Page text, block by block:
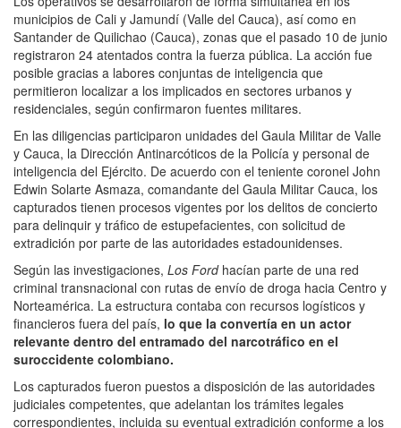
municipios de Cali y Jamundí (Valle del Cauca), así como en
Santander de Quilichao (Cauca), zonas que el pasado 10 de junio
registraron 24 atentados contra la fuerza pública. La acción fue
posible gracias a labores conjuntas de inteligencia que
permitieron localizar a los implicados en sectores urbanos y
residenciales, según confirmaron fuentes militares.
En las diligencias participaron unidades del Gaula Militar de Valle
y Cauca, la Dirección Antinarcóticos de la Policía y personal de
inteligencia del Ejército. De acuerdo con el teniente coronel John
Edwin Solarte Asmaza, comandante del Gaula Militar Cauca, los
capturados tienen procesos vigentes por los delitos de concierto
para delinquir y tráfico de estupefacientes, con solicitud de
extradición por parte de las autoridades estadounidenses.
Según las investigaciones, Los Fordhacían parte de una red
criminal transnacional con rutas de envío de droga hacia Centro y
Norteamérica. La estructura contaba con recursos logísticos y
financieros fuera del país, lo que la convertía en un actor
relevante dentro del entramado del narcotráfico en el
suroccidente colombiano.
Los capturados fueron puestos a disposición de las autoridades
judiciales competentes, que adelantan los trámites legales
correspondientes, incluida su eventual extradición conforme a los